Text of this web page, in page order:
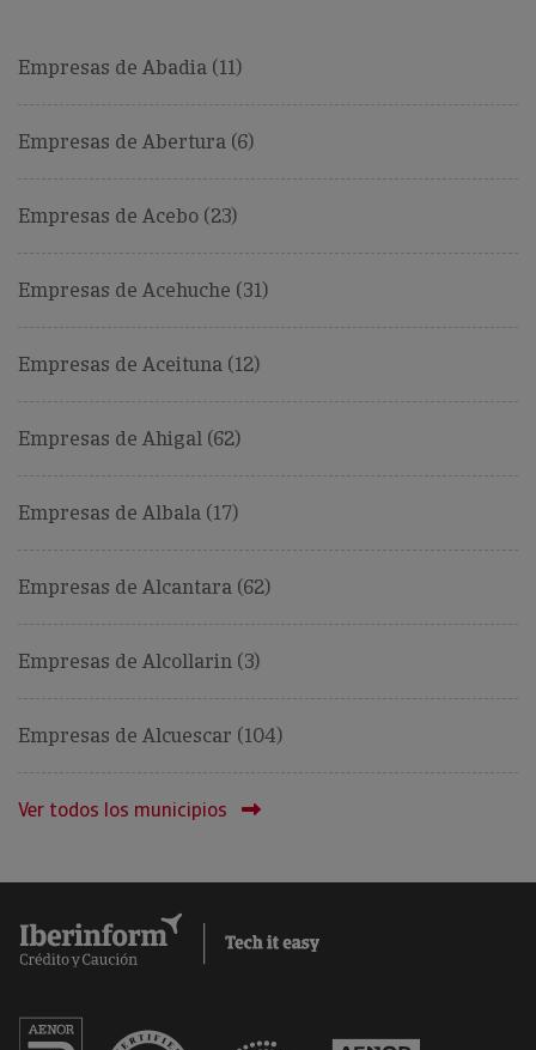
Empresas de Abadia (11)
Empresas de Abertura (6)
Empresas de Acebo (23)
Empresas de Acehuche (31)
Empresas de Aceituna (12)
Empresas de Ahigal (62)
Empresas de Albala (17)
Empresas de Alcantara (62)
Empresas de Alcollarin (3)
Empresas de Alcuescar (104)
Ver todos los municipios